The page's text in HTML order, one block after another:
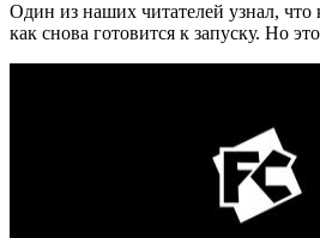
Один из наших читателей узнал, что
как снова готовится к запуску. Но